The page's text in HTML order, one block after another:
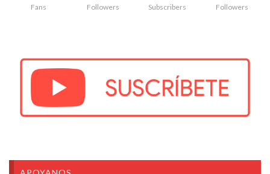
Fans Followers Subscribers Followers